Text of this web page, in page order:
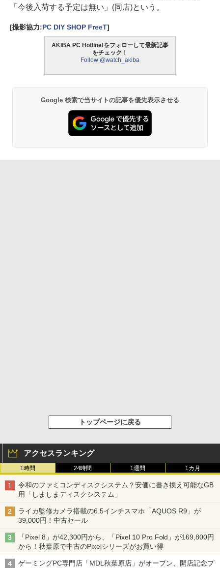
「今後入荷する予定は無い」(同店)という。
[撮影協力:PC DIY SHOP FreeT]
AKIBA PC Hotline!をフォローして最新記事
をチェック！
Follow @watch_akiba
Google 検索で当サイトの記事を優先表示させる
トップページに戻る
アクセスランキング
1時間 24時間 1週間 1カ月
令和のファミコンディスクシステム？安価に書き換え可能なGB
用「しましまディスクシステム」
ライカ監修カメラ搭載の6.5インチスマホ「AQUOS R9」が
39,000円！中古セール
「Pixel 8」が42,300円から、「Pixel 10 Pro Fold」が169,800円
から！秋葉原で中古のPixelシリーズがお買い得
ゲーミングPC専門店「MDL秋葉原店」がオープン、開店記念プ